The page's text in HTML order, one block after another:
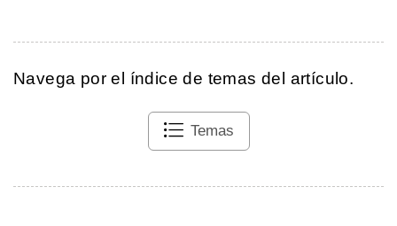
Navega por el índice de temas del artículo.
Temas